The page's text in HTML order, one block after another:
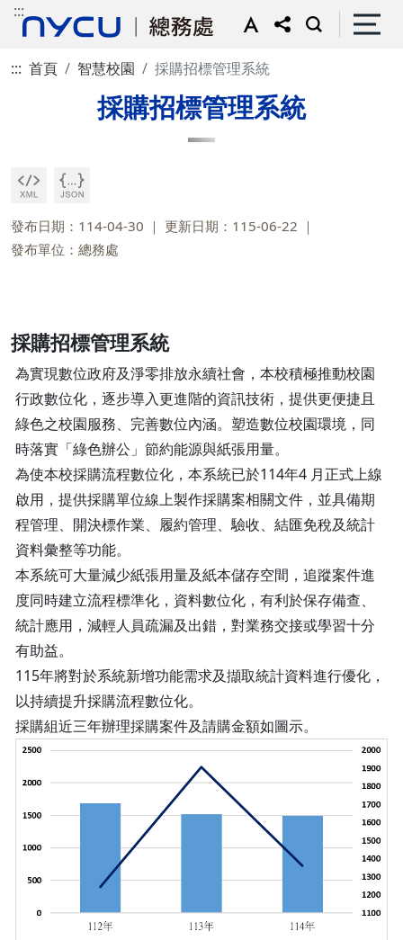
:::
::: 首頁 智慧校園 採購招標管理系統
採購招標管理系統
發布日期：114-04-30
更新日期：115-06-22
發布單位：總務處
採購招標管理系統
為實現數位政府及淨零排放永續社會，本校積極推動校園
行政數位化，逐步導入更進階的資訊技術，提供更便捷且
綠色之校園服務、完善數位內涵。塑造數位校園環境，同
時落實「綠色辦公」節約能源與紙張用量。
為使本校採購流程數位化，本系統已於114年4 月正式上線
啟用，提供採購單位線上製作採購案相關文件，並具備期
程管理、開決標作業、履約管理、驗收、結匯免稅及統計
資料彙整等功能。
本系統可大量減少紙張用量及紙本儲存空間，追蹤案件進
度同時建立流程標準化，資料數位化，有利於保存備查、
統計應用，減輕人員疏漏及出錯，對業務交接或學習十分
有助益。
115年將對於系統新增功能需求及擷取統計資料進行優化，
以持續提升採購流程數位化。
採購組近三年辦理採購案件及請購金額如圖示。